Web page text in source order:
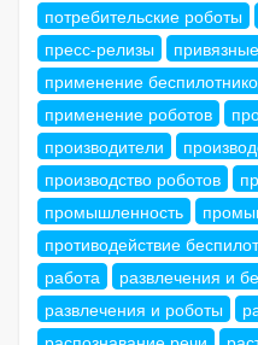
потребительские роботы
пресс-релизы
привязные
применение
применение роботов
производители
производство роботов
промышленность
противодействие
работа
развлечения и
развлечения и роботы